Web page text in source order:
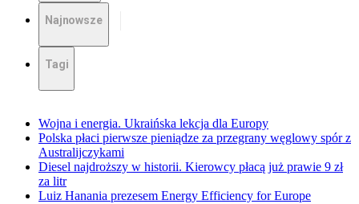
Najnowsze
Tagi
Wojna i energia. Ukraińska lekcja dla Europy
Polska płaci pierwsze pieniądze za przegrany węglowy spór z
Australijczykami
Diesel najdroższy w historii. Kierowcy płacą już prawie 9 zł
za litr
Luiz Hanania prezesem Energy Efficiency for Europe